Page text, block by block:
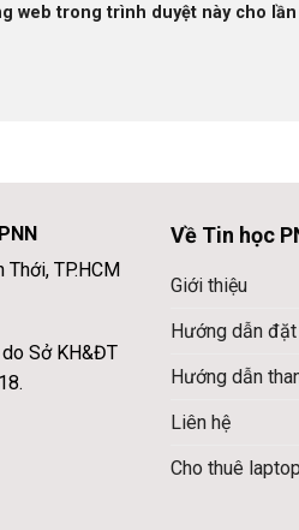
web trong trình duyệt này cho
TP.HCM
Sở KH&ĐT
Về Tin học
Giới thiệu
Hướng dẫn đặt
Hướng dẫn
Liên hệ
Cho thuê